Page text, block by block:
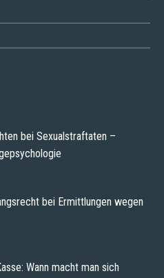
bei Sexualstraftaten –
bei Ermittlungen wegen
Wann macht man sich